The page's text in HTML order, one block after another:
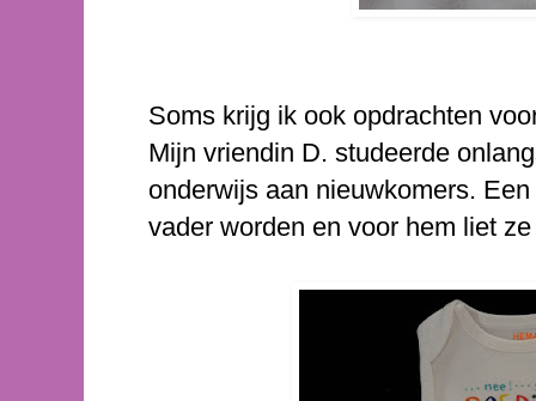
Soms krijg ik ook opdrachten
Mijn vriendin D. studeerde
onderwijs aan nieuwkomers.
vader worden en voor hem liet